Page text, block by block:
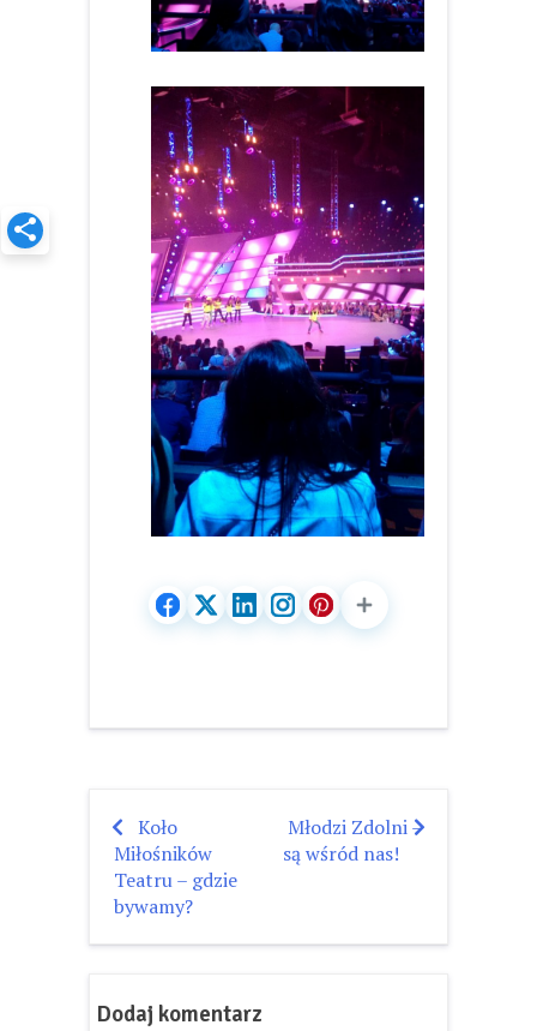
Nawigacja
wpisu
Koło
Miłośników
Teatru – gdzie
bywamy?
Młodzi Zdolni –
są wśród nas!
Dodaj komentarz